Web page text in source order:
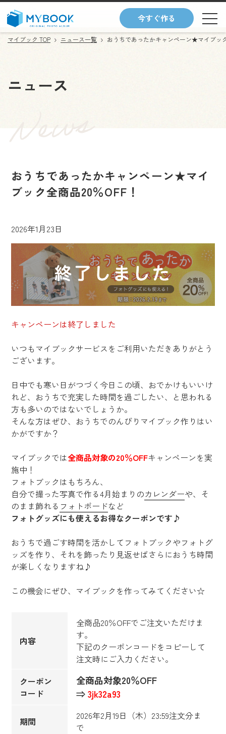
今すぐ作る
マイブック TOP ニュース一覧 おうちであったかキャンペーン★マイブッ
ニュース
おうちであったかキャンペーン★マイ
ブック全商品20％OFF！
2026年1月23日
キャンペーンは終了しました
いつもマイブックサービスをご利用いただきありがとう
ございます。
日中でも寒い日がつづく今日この頃、おでかけもいいけ
れど、 おうちで充実した時間を過ごしたい、と思われる
方も多いのではないでしょうか。
そんな方はぜひ、おうちでのんびりマイブック作りはい
かがですか？
マイブックでは全商品対象の20％OFFキャンペーンを実
施中！
フォトブックはもちろん、
自分で撮った写真で作る4月始まりのカレンダーや、 そ
のまま飾れる フォトボードなど
フォトグッズにも使えるお得なクーポンです♪
おうちで過ごす時間を活かしてフォトブックやフォトグ
ッズを作り、 それを飾ったり見返せばさらにおうち時間
が楽しくなりますね♪
この機会にぜひ、マイブックを作ってみてください☆
内容
全商品20％OFFでご注文いただけま
す。
下記のクーポンコードをコピーして
注文時にご入力ください。
クーポン
コード
全商品対象20％OFF
⇒3jk32a93
期間
2026年2月19日（木）23:59注文分ま
で